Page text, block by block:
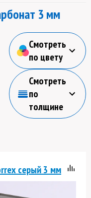
3 мм
Смотреть
по цвету
Смотреть
по
толщине
серый 3 мм